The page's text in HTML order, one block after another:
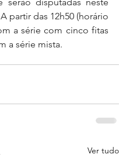
partir das 12h50 (horário
a série com cinco fitas
a série mista.
Ver tudo